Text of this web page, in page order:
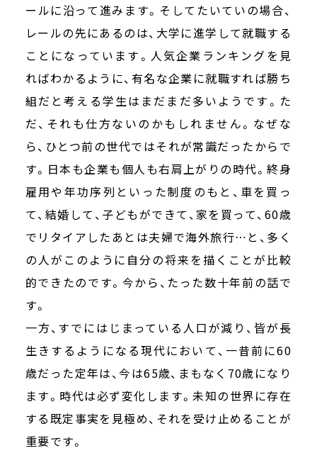
ールに沿って進みます。そしてたいていの場合、
レールの先にあるのは、大学に進学して就職する
ことになっています。人気企業ランキングを見
ればわかるように、有名な企業に就職すれば勝ち
組だと考える学生はまだまだ多いようです。た
だ、それも仕方ないのかもしれません。なぜな
ら、ひとつ前の世代ではそれが常識だったからで
す。日本も企業も個人も右肩上がりの時代。終身
雇用や年功序列といった制度のもと、車を買っ
て、結婚して、子どもができて、家を買って、60歳
でリタイアしたあとは夫婦で海外旅行…と、多く
の人がこのように自分の将来を描くことが比較
的できたのです。今から、たった数十年前の話で
す。
一方、すでにはじまっている人口が減り、皆が長
生きするようになる現代において、一昔前に60
歳だった定年は、今は65歳、まもなく70歳になり
ます。時代は必ず変化します。未知の世界に存在
する既定事実を見極め、それを受け止めることが
重要です。